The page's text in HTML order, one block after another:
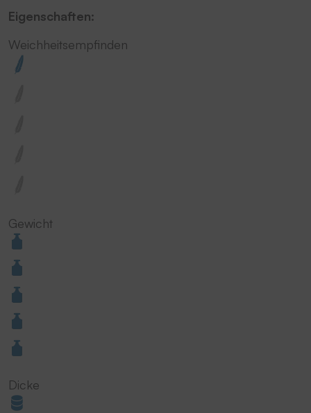
Eigenschaften:
Weichheitsempfinden
Gewicht
Dicke